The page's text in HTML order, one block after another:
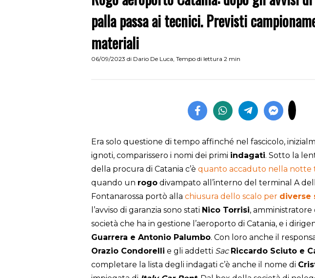
palla passa ai tecnici. Previsti
materiali
06/09/2023 di Dario De Luca, Tempo di lettura 2 min
Era solo questione di tempo affinché nel fascicolo,
ignoti, comparissero i nomi dei primi indagati. Sotto la
della procura di Catania c’è quanto accaduto nella notte
quando un rogo divampato all’interno del terminal A
Fontanarossa portò alla chiusura dello scalo per diverse
l’avviso di garanzia sono stati Nico Torrisi,
società che ha in gestione l’aeroporto di Catania, e i
Guarrera e Antonio Palumbo. Con loro anche il
Orazio Condorelli e gli addetti Sac Riccardo Sciuto e
completare la lista degli indagati c’è anche il nome di